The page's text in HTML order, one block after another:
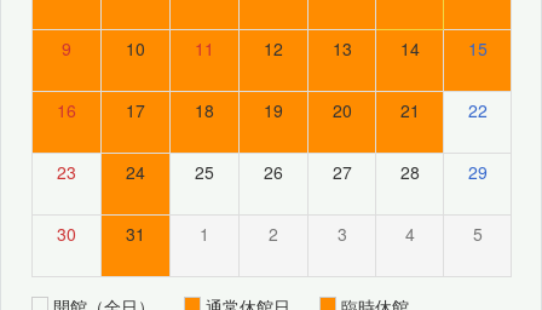
9 10 11 12 13 14 15
16 17 18 19 20 21 22
23 24 25 26 27 28 29
30 31 1 2 3 4 5